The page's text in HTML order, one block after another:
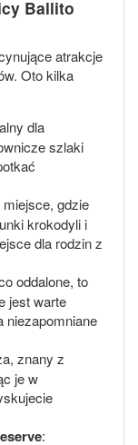
Ballito
atrakcje
Oto kilka
dla
szlaki
gdzie
krokodyli i
dla rodzin z
oddalone, to
jest warte
niezapomniane
znany z
je w
: